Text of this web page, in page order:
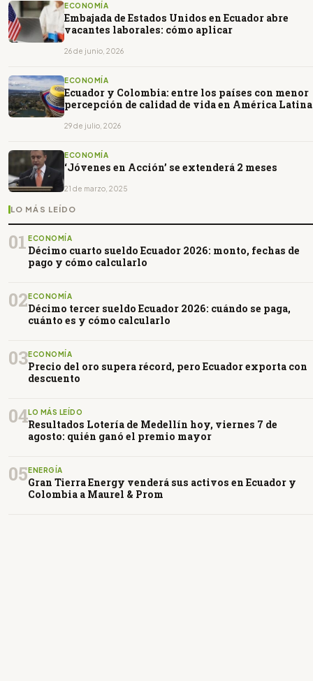
ECONOMÍA
Embajada de Estados Unidos en Ecuador abre
vacantes laborales: cómo aplicar
26 de junio, 2026
ECONOMÍA
Ecuador y Colombia: entre los países con menor
percepción de calidad de vida en América Latina
29 de julio, 2026
ECONOMÍA
‘Jóvenes en Acción’ se extenderá 2 meses
21 de marzo, 2025
LO MÁS LEÍDO
01 ECONOMÍA
Décimo cuarto sueldo Ecuador 2026: monto, fechas de
pago y cómo calcularlo
02ECONOMÍA
Décimo tercer sueldo Ecuador 2026: cuándo se paga,
cuánto es y cómo calcularlo
03ECONOMÍA
Precio del oro supera récord, pero Ecuador exporta con
descuento
04LO MÁS LEÍDO
Resultados Lotería de Medellín hoy, viernes 7 de
agosto: quién ganó el premio mayor
05ENERGÍA
Gran Tierra Energy venderá sus activos en Ecuador y
Colombia a Maurel & Prom